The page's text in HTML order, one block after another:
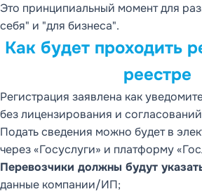
Это принципиальный момент для
себя" и "для бизнеса".
Как будет проходить
реестре
Регистрация заявлена как
без лицензирования и
Подать сведения можно будет в
через «Госуслуги» и платформу
Перевозчики должны будут
данные компании/ИП;